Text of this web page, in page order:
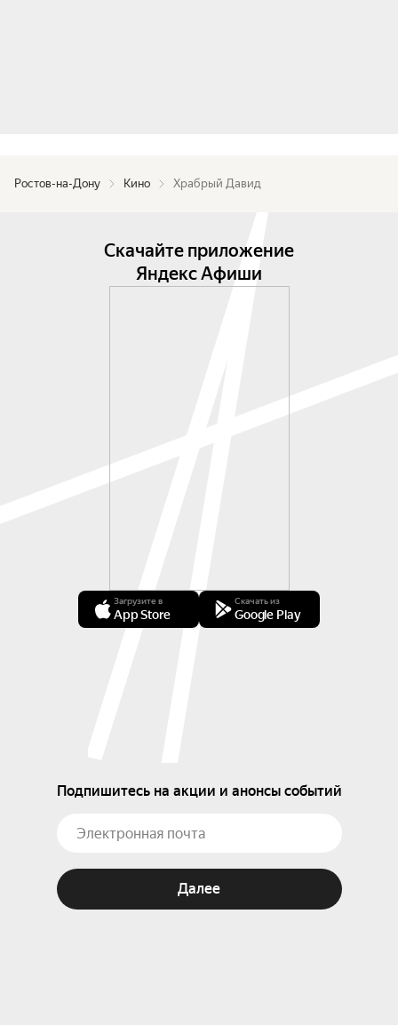
Ростов-на-Дону Кино Храбрый Давид
Скачайте приложение
Яндекс Афиши
Загрузите в
App Store
Скачать из
Google Play
Подпишитесь на акции и анонсы событий
Далее